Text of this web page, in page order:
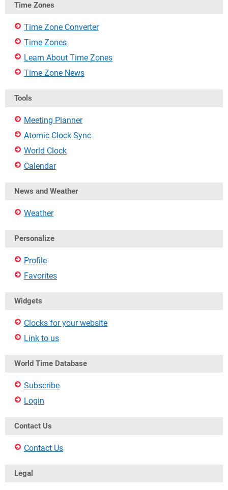
Time Zones
Time Zone Converter
Time Zones
Learn About Time Zones
Time Zone News
Tools
Meeting Planner
Atomic Clock Sync
World Clock
Calendar
News and Weather
Weather
Personalize
Profile
Favorites
Widgets
Clocks for your website
Link to us
World Time Database
Subscribe
Login
Contact Us
Contact Us
Legal